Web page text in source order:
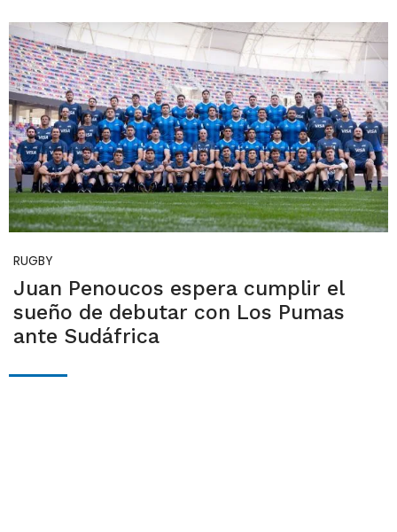
RUGBY
Juan Penoucos espera cumplir el
sueño de debutar con Los Pumas
ante Sudáfrica